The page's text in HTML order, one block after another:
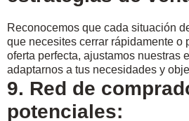
Reconocemos que cada situación
que necesites cerrar rápidamente o
oferta perfecta, ajustamos nuestras
adaptarnos a tus necesidades y
9. Red de
potenciales: